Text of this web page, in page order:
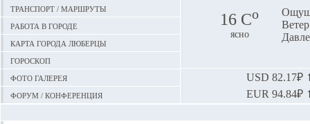
Транспорт / маршруты
Работа в городе
Карта города Люберцы
Гороскоп
Фото галерея
Форум / конференция
16 Сo
ясно
USD 82.17₽
EUR 94.84₽